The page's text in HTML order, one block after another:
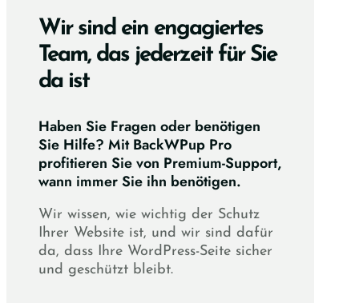
Wir sind ein engagiertes
Team, das jederzeit für Sie
da ist
Haben Sie Fragen oder benötigen
Sie Hilfe? Mit BackWPup Pro
profitieren Sie von Premium-Support,
wann immer Sie ihn benötigen.
Wir wissen, wie wichtig der Schutz
Ihrer Website ist, und wir sind dafür
da, dass Ihre WordPress-Seite sicher
und geschützt bleibt.